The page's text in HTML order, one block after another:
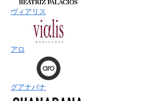
ヴィアリス
アロ
グアナバナ